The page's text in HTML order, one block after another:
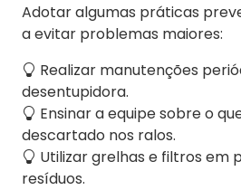
Adotar algumas práticas
a evitar problemas maiores:
Realizar manutenções
desentupidora.
Ensinar a equipe sobre o
descartado nos ralos.
Utilizar grelhas e filtros em
resíduos.